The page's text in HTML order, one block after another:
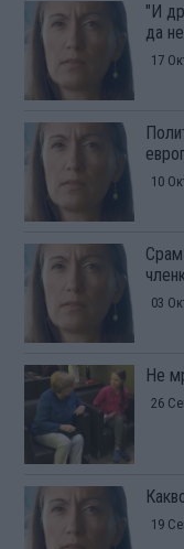
"И
да
17
10
03
Не
26
19